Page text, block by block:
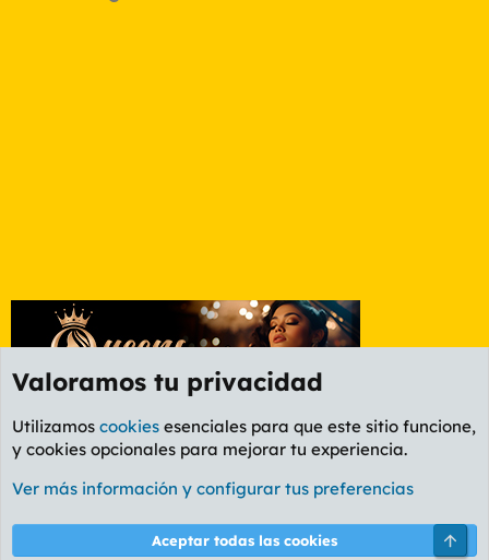
Foro General
Cookies
PL OLDSTYLE AMARILLO
Términos y reglas Política de privacidad Ayuda
Valoramos tu privacidad
Utilizamos cookies esenciales para que este sitio funcione,
y cookies opcionales para mejorar tu experiencia.
Ver más información y configurar tus preferencias
Aceptar todas las cookies